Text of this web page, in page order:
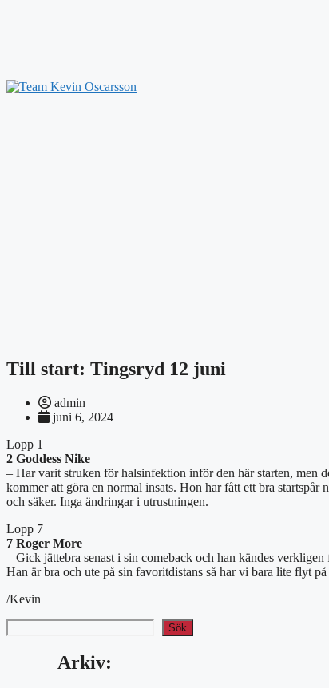
Till start: Tingsryd 12 juni
admin
juni 6, 2024
Lopp 1
2 Goddess Nike
– Har varit struken för halsinfektion inför den här starten, men
kommer att göra en normal insats. Hon har fått ett bra startspår
och säker. Inga ändringar i utrustningen.
Lopp 7
7 Roger More
– Gick jättebra senast i sin comeback och han kändes
Han är bra och ute på sin favoritdistans så har vi bara lite flyt
/Kevin
Sök
Arkiv: